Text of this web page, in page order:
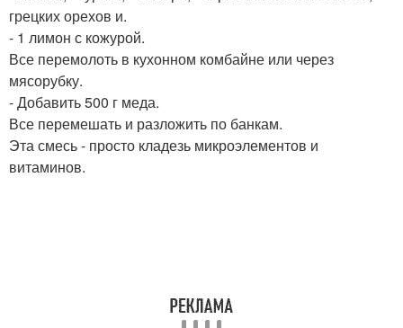
грецких орехов и.
- 1 лимон с кожурой.
Все перемолоть в кухонном комбайне или через
мясорубку.
- Добавить 500 г меда.
Все перемешать и разложить по банкам.
Эта смесь - просто кладезь микроэлементов и
витаминов.